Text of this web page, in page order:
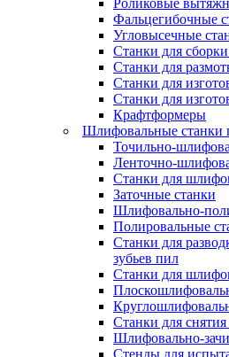
Фальцегибочные
Угловысечные
Станки для
Станки для
Станки для
Станки для
Крафтформеры
Шлифовальные станки
Точильно-
Ленточно-
Станки для
Заточные станки
Шлифовально-
Полировальные
Станки для
зубьев пил
Станки для
Станки для снятия
Шлифовально-
Стенды для